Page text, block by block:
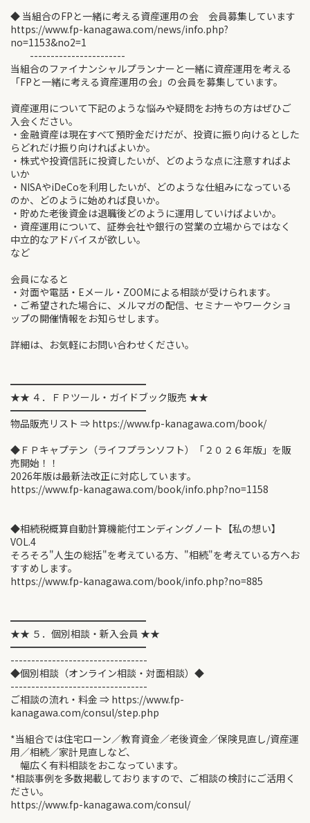
◆ 当組合のFPと一緒に考える資産運用の会 会員募集しています
https://www.fp-kanagawa.com/news/info.php?
no=1153&no2=1
-----------------------
当組合のファイナンシャルプランナーと一緒に資産運用を考える
「FPと一緒に考える資産運用の会」の会員を募集しています。
資産運用について下記のような悩みや疑問をお持ちの方はぜひご
入会ください。
・金融資産は現在すべて預貯金だけだが、投資に振り向けるとした
らどれだけ振り向ければよいか。
・株式や投資信託に投資したいが、どのような点に注意すればよ
いか
・NISAやiDeCoを利用したいが、どのような仕組みになっている
のか、どのように始めれば良いか。
・貯めた老後資金は退職後どのように運用していけばよいか。
・資産運用について、証券会社や銀行の営業の立場からではなく
中立的なアドバイスが欲しい。
など
会員になると
・対面や電話・Eメール・ZOOMによる相談が受けられます。
・ご希望された場合に、メルマガの配信、セミナーやワークショ
ップの開催情報をお知らせします。
詳細は、お気軽にお問い合わせください。
━━━━━━━━━━━━━━
★★ ４．ＦＰツール・ガイドブック販売 ★★
━━━━━━━━━━━━━━
物品販売リスト ⇒ https://www.fp-kanagawa.com/book/
◆ＦＰキャプテン（ライフプランソフト）「２０２６年版」を販
売開始！！
2026年版は最新法改正に対応しています。
https://www.fp-kanagawa.com/book/info.php?no=1158
◆相続税概算自動計算機能付エンディングノート【私の想い】
VOL.4
そろそろ"人生の総括"を考えている方、"相続"を考えている方へお
すすめします。
https://www.fp-kanagawa.com/book/info.php?no=885
━━━━━━━━━━━━━━
★★ ５．個別相談・新入会員 ★★
━━━━━━━━━━━━━━
---------------------------------
◆個別相談（オンライン相談・対面相談）◆
---------------------------------
ご相談の流れ・料金 ⇒ https://www.fp-
kanagawa.com/consul/step.php
*当組合では住宅ローン／教育資金／老後資金／保険見直し/資産運
用／相続／家計見直しなど、
幅広く有料相談をおこなっています。
*相談事例を多数掲載しておりますので、ご相談の検討にご活用く
ださい。
https://www.fp-kanagawa.com/consul/